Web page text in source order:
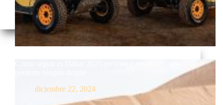
diciembre 22, 2024